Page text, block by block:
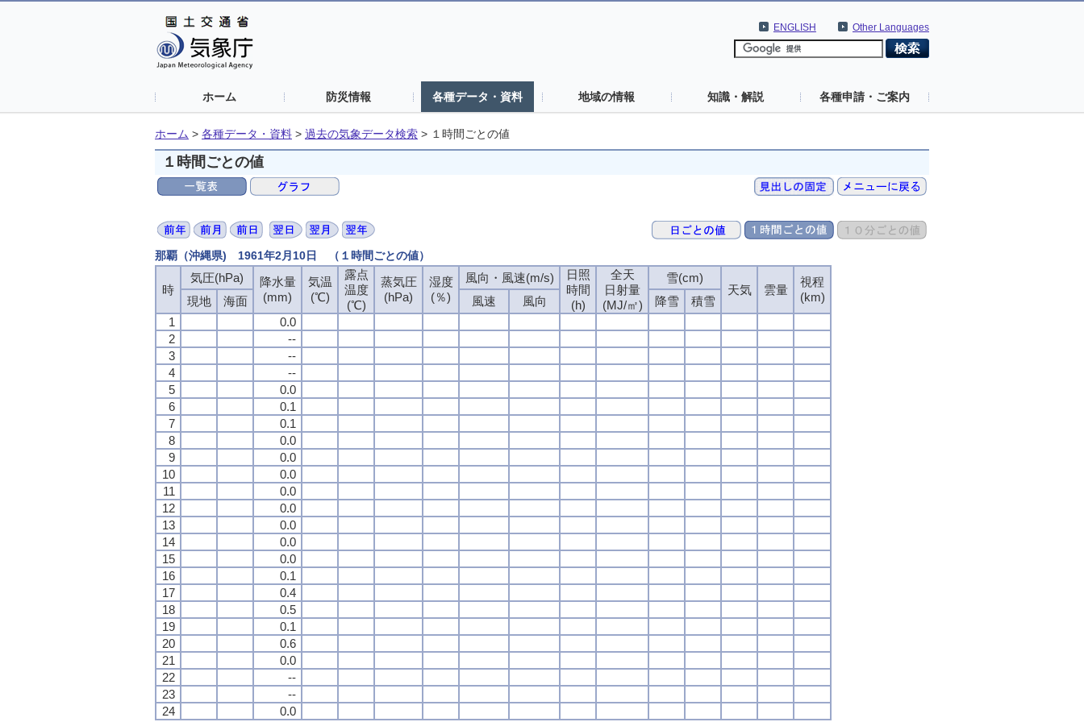
Other Languages
ENGLISH
ホーム 防災情報 各種データ・資料 地域の情報 知識・解説 各種申請・ご案内
ホーム > 各種データ・資料 > 過去の気象データ検索 > １時間ごとの値
１時間ごとの値
那覇（沖縄県) 1961年2月10日 （１時間ごとの値）
時
気圧(hPa)
降水量
(mm)
気温
(℃)
露点
温度
(℃)
蒸気圧
(hPa)
湿度
(％)
風向・風速(m/s)
日照
時間
(h)
全天
日射量
(MJ/㎡)
雪(cm)
天気
雲量
視程
(km)
現地 海面 風速 風向 降雪
積雪
1
0.0
2
--
3
--
4
--
5
0.0
6
0.1
7
0.1
8
0.0
9
0.0
10
0.0
11
0.0
12
0.0
13
0.0
14
0.0
15
0.0
16
0.1
17
0.4
18
0.5
19
0.1
20
0.6
21
0.0
22
--
23
--
24
0.0